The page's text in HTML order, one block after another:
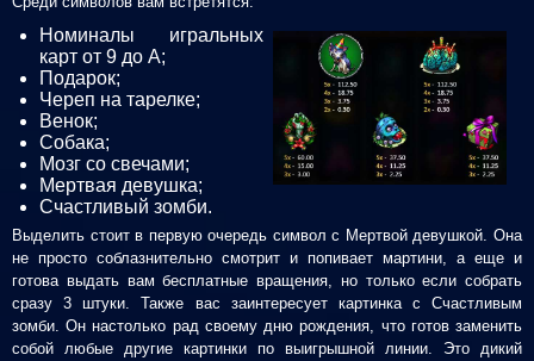
Номиналы игральных
карт от 9 до А;
Подарок;
Череп на тарелке;
Венок;
Собака;
Мозг со свечами;
Мертвая девушка;
Счастливый зомби.
Выделить стоит в первую очередь символ с Мертвой девушкой. Она
не просто соблазнительно смотрит и попивает мартини, а еще и
готова выдать вам бесплатные вращения, но только если собрать
сразу 3 штуки. Также вас заинтересует картинка с Счастливым
зомби. Он настолько рад своему дню рождения, что готов заменить
собой любые другие картинки по выигрышной линии. Это дикий